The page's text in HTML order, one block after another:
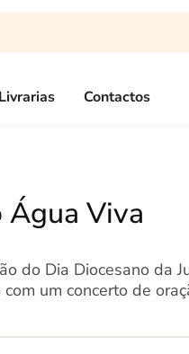
Livrarias Contactos
Água Viva
do Dia Diocesano da
um concerto de